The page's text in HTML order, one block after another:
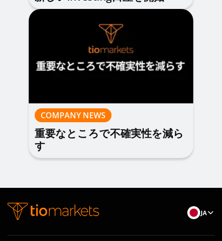
COMPANY NEWS
重要なところで不確実性を減ら
す
JA